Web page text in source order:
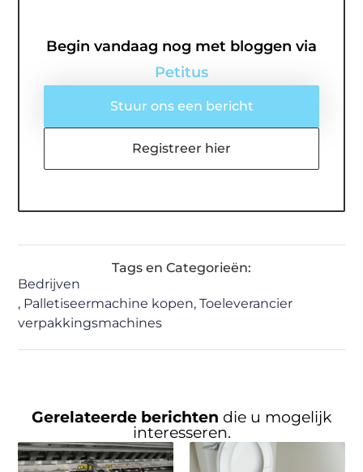
Begin vandaag nog met bloggen via
Petitus
Stuur ons een bericht
Registreer hier
Tags en Categorieën:
Bedrijven
, Palletiseermachine kopen,Toeleverancier
verpakkingsmachines
Gerelateerde berichten die u mogelijk
interesseren.